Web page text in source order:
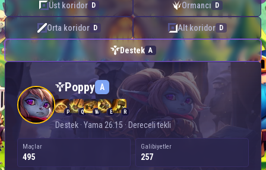
Üst koridor D Ormancı D
Orta koridor D Alt koridor D
Destek A
Poppy — Destek
Poppy A
P Q W E R
Destek · Yama 26.15 · Dereceli tekli
Maçlar
495
Galibiyetler
257